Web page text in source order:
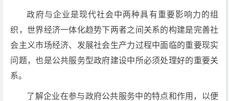
政府与企业是现代社会中两种具有重要影响力的组
织，世界经济一体化趋势下两者之间关系的构建是完善社
会主义市场经济、发展社会生产力过程中面临的重要现实
问题，也是公共服务型政府建设中所必须处理好的重要关
系。
了解企业在参与政府公共服务中的特点和作用，以便